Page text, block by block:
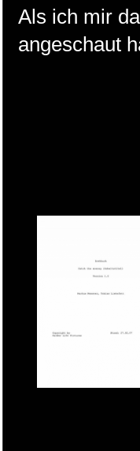
Als ich mir
angeschaut